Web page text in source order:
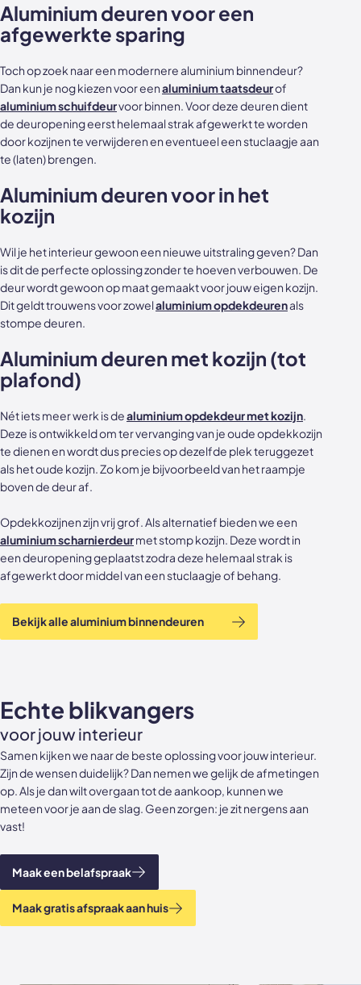
Aluminium deuren voor een
afgewerkte sparing
Toch op zoek naar een modernere aluminium binnendeur?
Dan kun je nog kiezen voor eenaluminium taatsdeurof
aluminium schuifdeurvoor binnen. Voor deze deuren dient
de deuropening eerst helemaal strak afgewerkt te worden
door kozijnen te verwijderen en eventueel een stuclaagje aan
te (laten) brengen.
Aluminium deuren voor in het
kozijn
Wil je het interieur gewoon een nieuwe uitstraling geven? Dan
is dit de perfecte oplossing zonder te hoeven verbouwen. De
deur wordt gewoon op maat gemaakt voor jouw eigen kozijn.
Dit geldt trouwens voor zowelaluminium opdekdeurenals
stompe deuren.
Aluminium deuren met kozijn (tot
plafond)
Nét iets meer werk is dealuminium opdekdeur met kozijn.
Deze is ontwikkeld om ter vervanging van je oude opdekkozijn
te dienen en wordt dus precies op dezelfde plek teruggezet
als het oude kozijn. Zo kom je bijvoorbeeld van het raampje
boven de deur af.
Opdekkozijnen zijn vrij grof. Als alternatief bieden we een
aluminium scharnierdeurmet stomp kozijn. Deze wordt in
een deuropening geplaatst zodra deze helemaal strak is
afgewerkt door middel van een stuclaagje of behang.
Bekijk alle aluminium binnendeuren
Echte blikvangers
voor jouw interieur
Samen kijken we naar de beste oplossing voor jouw interieur.
Zijn de wensen duidelijk? Dan nemen we gelijk de afmetingen
op. Als je dan wilt overgaan tot de aankoop, kunnen we
meteen voor je aan de slag. Geen zorgen: je zit nergens aan
vast!
Maak een belafspraak
Maak gratis afspraak aan huis